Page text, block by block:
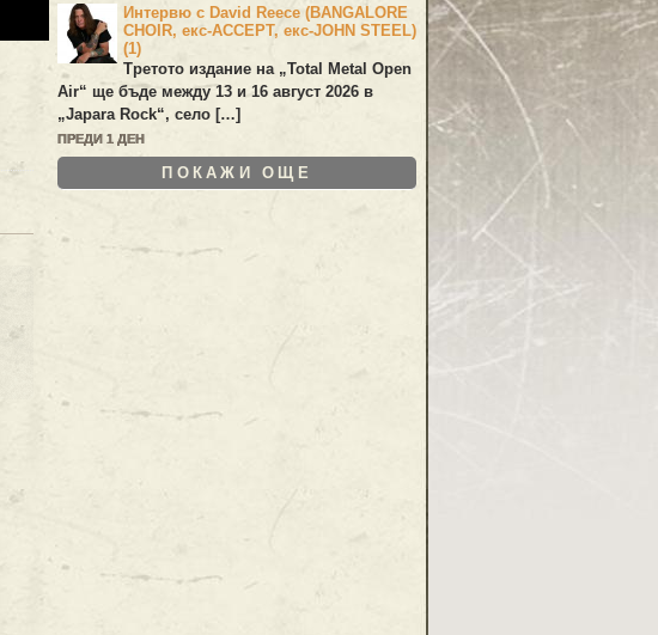
Интервю с David Reece (BANGALORE
CHOIR, екс-ACCEPT, екс-JOHN STEEL)
(1)
Третото издание на „Total Metal Open
Air“ ще бъде между 13 и 16 август 2026 в
„Japara Rock“, село […]
ПРЕДИ 1 ДЕН
ПОКАЖИ ОЩЕ